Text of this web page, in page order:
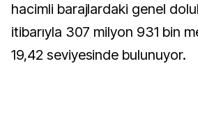
hacimli barajlardaki genel
itibarıyla 307 milyon 931 bin
19,42 seviyesinde bulunuyor.